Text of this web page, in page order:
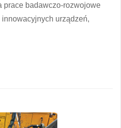
prace badawczo-rozwojowe
urządzeń,